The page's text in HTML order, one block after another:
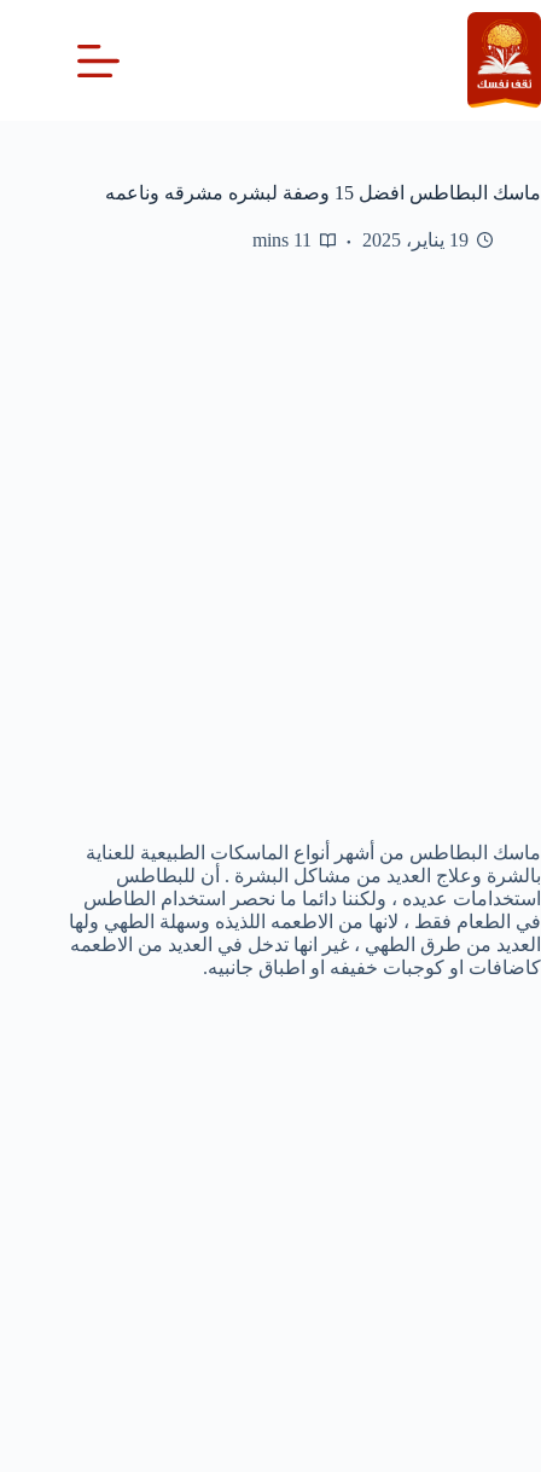
التجاوز
إلى
المحتوى
ماسك البطاطس افضل 15 وصفة لبشره مشرقه وناعمه
19 يناير، 2025 11 mins
ماسك البطاطس من أشهر أنواع الماسكات الطبيعية للعناية
بالشرة وعلاج العديد من مشاكل البشرة . أن للبطاطس
استخدامات عديده ، ولكننا دائما ما نحصر استخدام الطاطس
في الطعام فقط ، لانها من الاطعمه اللذيذه وسهلة الطهي ولها
العديد من طرق الطهي ، غير انها تدخل في العديد من الاطعمه
كاضافات او كوجبات خفيفه او اطباق جانبيه.